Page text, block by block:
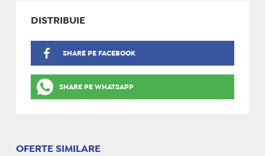
DISTRIBUIE
SHARE PE FACEBOOK
SHARE PE WHATSAPP
OFERTE SIMILARE